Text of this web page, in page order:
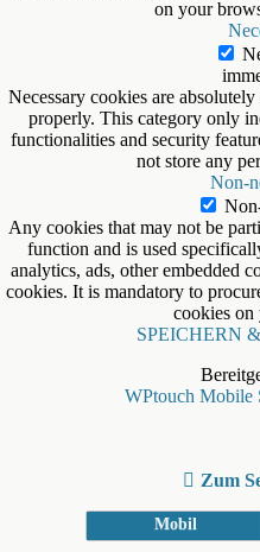
on your
Necessary cookies are
properly. This category only
functionalities and security
not store any
Non-
Any cookies that may not be
function and is used
analytics, ads, other embedded
cookies. It is mandatory to
cookies on
SPEICHERN
WPtouch Mobile
Zum
Mobil